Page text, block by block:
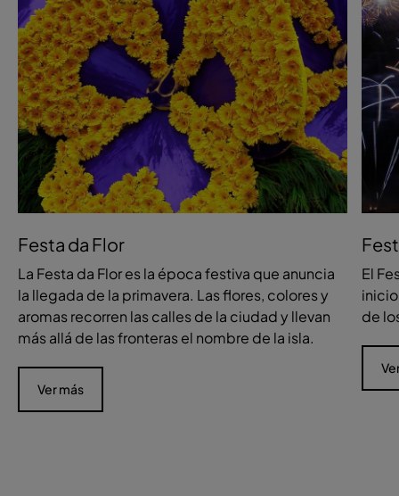
Festa da Flor
La Festa da Flor es la época festiva que anuncia
la llegada de la primavera. Las flores, colores y
aromas recorren las calles de la ciudad y llevan
más allá de las fronteras el nombre de la isla.
Ver más
El
de